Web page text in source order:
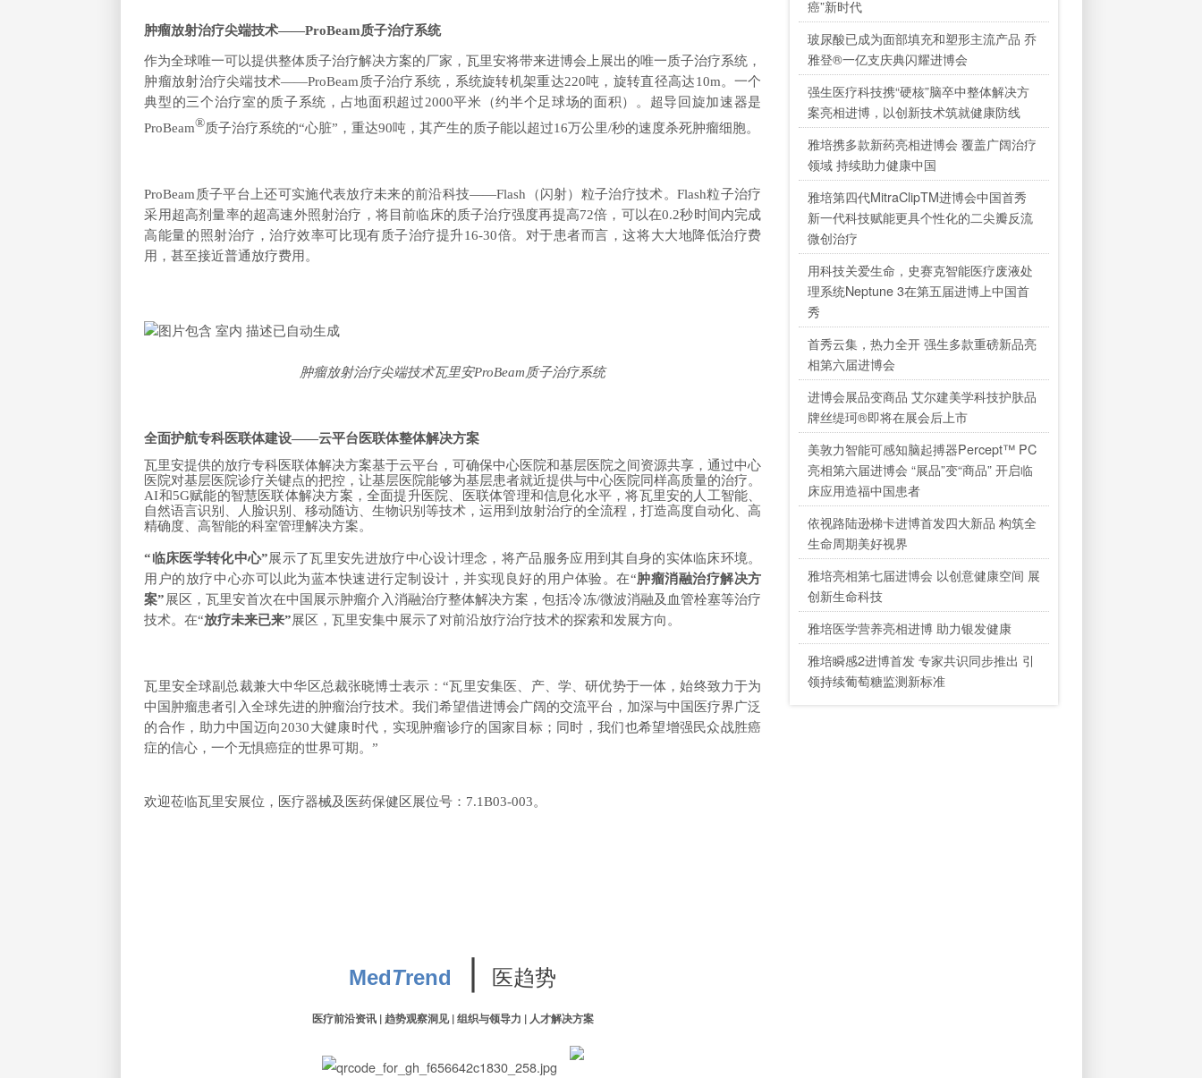
肿瘤放射治疗尖端技术——ProBeam质子治疗系统
作为全球唯一可以提供整体质子治疗解决方案的厂家，瓦里安将带来进博会上展出的唯一质子治疗系统，
肿瘤放射治疗尖端技术——ProBeam质子治疗系统，系统旋转机架重达220吨，旋转直径高达10m。一个
典型的三个治疗室的质子系统，占地面积超过2000平米（约半个足球场的面积）。超导回旋加速器是
ProBeam®质子治疗系统的“心脏”，重达90吨，其产生的质子能以超过16万公里/秒的速度杀死肿瘤细胞。
ProBeam 质子平台上还可实施代表放疗未来的前沿科技——Flash（闪射）粒子治疗技术。Flash粒子治疗
采用超高剂量率的超高速外照射治疗，将目前临床的质子治疗强度再提高72倍，可以在0.2秒时间内完成
高能量的照射治疗，治疗效率可比现有质子治疗提升16-30倍。对于患者而言，这将大大地降低治疗费
用，甚至接近普通放疗费用。
肿瘤放射治疗尖端技术瓦里安ProBeam质子治疗系统
全面护航专科医联体建设——云平台医联体整体解决方案
瓦里安提供的放疗专科医联体解决方案基于云平台，可确保中心医院和基层医院之间资源共享，通过中心
医院对基层医院诊疗关键点的把控，让基层医院能够为基层患者就近提供与中心医院同样高质量的治疗。
AI和5G赋能的智慧医联体解决方案，全面提升医院、医联体管理和信息化水平，将瓦里安的人工智能、
自然语言识别、人脸识别、移动随访、生物识别等技术，运用到放射治疗的全流程，打造高度自动化、高
精确度、高智能的科室管理解决方案。
“临床医学转化中心”展示了瓦里安先进放疗中心设计理念，将产品服务应用到其自身的实体临床环境。
用户的放疗中心亦可以此为蓝本快速进行定制设计，并实现良好的用户体验。在“肿瘤消融治疗解决方
案” 展区，瓦里安首次在中国展示肿瘤介入消融治疗整体解决方案，包括冷冻/微波消融及血管栓塞等治疗
技术。在“放疗未来已来”展区，瓦里安集中展示了对前沿放疗治疗技术的探索和发展方向。
瓦里安全球副总裁兼大中华区总裁张晓博士表示：“瓦里安集医、产、学、研优势于一体，始终致力于为
中国肿瘤患者引入全球先进的肿瘤治疗技术。我们希望借进博会广阔的交流平台，加深与中国医疗界广泛
的合作，助力中国迈向2030大健康时代，实现肿瘤诊疗的国家目标；同时，我们也希望增强民众战胜癌
症的信心，一个无惧癌症的世界可期。”
欢迎莅临瓦里安展位，医疗器械及医药保健区展位号：7.1B03-003。
MedTrend ∣ 医趋势
医疗前沿资讯 | 趋势观察洞见 | 组织与领导力 | 人才解决方案
癌”新时代
玻尿酸已成为面部填充和塑形主流产品 乔
雅登®一亿支庆典闪耀进博会
强生医疗科技携“硬核”脑卒中整体解决方
案亮相进博，以创新技术筑就健康防线
雅培携多款新药亮相进博会 覆盖广阔治疗
领域 持续助力健康中国
雅培第四代MitraClipTM进博会中国首秀
新一代科技赋能更具个性化的二尖瓣反流
微创治疗
用科技关爱生命，史赛克智能医疗废液处
理系统Neptune 3在第五届进博上中国首
秀
首秀云集，热力全开 强生多款重磅新品亮
相第六届进博会
进博会展品变商品 艾尔建美学科技护肤品
牌丝缇珂®即将在展会后上市
美敦力智能可感知脑起搏器Percept™ PC
亮相第六届进博会 “展品”变“商品” 开启临
床应用造福中国患者
依视路陆逊梯卡进博首发四大新品 构筑全
生命周期美好视界
雅培亮相第七届进博会 以创意健康空间 展
创新生命科技
雅培医学营养亮相进博 助力银发健康
雅培瞬感2进博首发 专家共识同步推出 引
领持续葡萄糖监测新标准